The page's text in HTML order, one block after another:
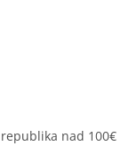
republika nad 100€